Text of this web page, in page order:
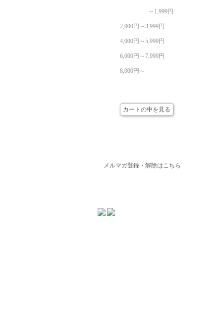
～1,999円
2,000円～3,999円
4,000円～5,999円
6,000円～7,999円
8,000円～
カートの中を見る
メルマガ登録・解除はこちら